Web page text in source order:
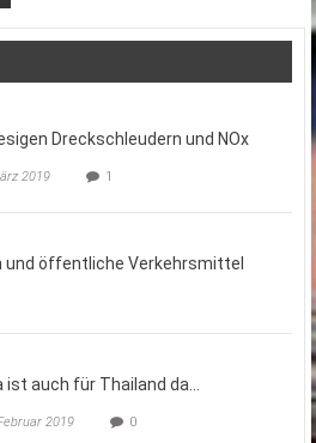
Dreckschleudern und NOx
2019 1
und öffentliche Verkehrsmittel
ist auch für Thailand da…
2019 0